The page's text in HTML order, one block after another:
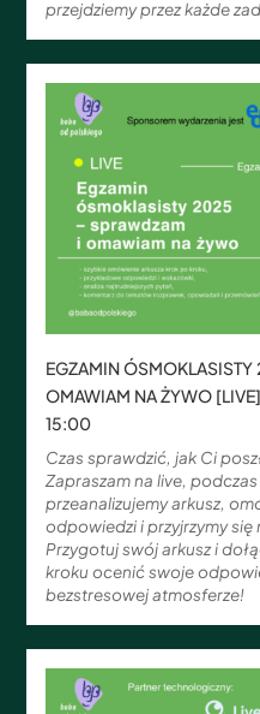
przejdziemy przez każde
EGZAMIN
OMAWIAM NA ŻYWO
15:00
Czas sprawdzić, jak Ci
Zapraszam na live,
przeanalizujemy arkusz,
odpowiedzi i przyjrzymy
Przygotuj swój arkusz i
kroku ocenić swoje
bezstresowej atmosferze!